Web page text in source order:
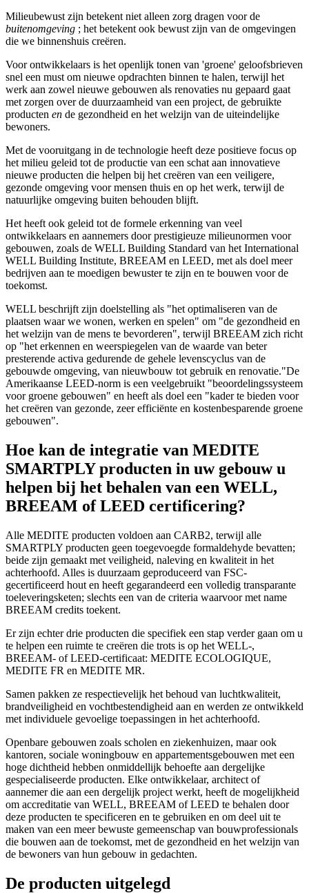
Milieubewust zijn betekent niet alleen zorg dragen voor de
buitenomgeving ; het betekent ook bewust zijn van de omgevingen
die we binnenshuis creëren.
Voor ontwikkelaars is het openlijk tonen van 'groene' geloofsbrieven
snel een must om nieuwe opdrachten binnen te halen, terwijl het
werk aan zowel nieuwe gebouwen als renovaties nu gepaard gaat
met zorgen over de duurzaamheid van een project, de gebruikte
producten en de gezondheid en het welzijn van de uiteindelijke
bewoners.
Met de vooruitgang in de technologie heeft deze positieve focus op
het milieu geleid tot de productie van een schat aan innovatieve
nieuwe producten die helpen bij het creëren van een veiligere,
gezonde omgeving voor mensen thuis en op het werk, terwijl de
natuurlijke omgeving buiten behouden blijft.
Het heeft ook geleid tot de formele erkenning van veel
ontwikkelaars en aannemers door prestigieuze milieunormen voor
gebouwen, zoals de WELL Building Standard van het International
WELL Building Institute, BREEAM en LEED, met als doel meer
bedrijven aan te moedigen bewuster te zijn en te bouwen voor de
toekomst.
WELL beschrijft zijn doelstelling als "het optimaliseren van de
plaatsen waar we wonen, werken en spelen" om "de gezondheid en
het welzijn van de mens te bevorderen", terwijl BREEAM zich richt
op "het erkennen en weerspiegelen van de waarde van beter
presterende activa gedurende de gehele levenscyclus van de
gebouwde omgeving, van nieuwbouw tot gebruik en renovatie."De
Amerikaanse LEED-norm is een veelgebruikt "beoordelingssysteem
voor groene gebouwen" en heeft als doel een "kader te bieden voor
het creëren van gezonde, zeer efficiënte en kostenbesparende groene
gebouwen".
Hoe kan de integratie van MEDITE
SMARTPLY producten in uw gebouw u
helpen bij het behalen van een WELL,
BREEAM of LEED certificering?
Alle MEDITE producten voldoen aan CARB2, terwijl alle
SMARTPLY producten geen toegevoegde formaldehyde bevatten;
beide zijn gemaakt met veiligheid, naleving en kwaliteit in het
achterhoofd. Alles is duurzaam geproduceerd van FSC-
gecertificeerd hout en heeft gegarandeerd een volledig transparante
toeleveringsketen; slechts een van de criteria waarvoor met name
BREEAM credits toekent.
Er zijn echter drie producten die specifiek een stap verder gaan om u
te helpen een ruimte te creëren die trots is op het WELL-,
BREEAM- of LEED-certificaat: MEDITE ECOLOGIQUE,
MEDITE FR en MEDITE MR.
Samen pakken ze respectievelijk het behoud van luchtkwaliteit,
brandveiligheid en vochtbestendigheid aan en werden ze ontwikkeld
met individuele gevoelige toepassingen in het achterhoofd.
Openbare gebouwen zoals scholen en ziekenhuizen, maar ook
kantoren, sociale woningbouw en appartementsgebouwen met een
hoge dichtheid hebben onmiddellijk behoefte aan dergelijke
gespecialiseerde producten. Elke ontwikkelaar, architect of
aannemer die aan een dergelijk project werkt, heeft de mogelijkheid
om accreditatie van WELL, BREEAM of LEED te behalen door
deze producten te specificeren en te gebruiken en om deel uit te
maken van een meer bewuste gemeenschap van bouwprofessionals
die bouwen aan de toekomst, met de gezondheid en het welzijn van
de bewoners van hun gebouw in gedachten.
De producten uitgelegd